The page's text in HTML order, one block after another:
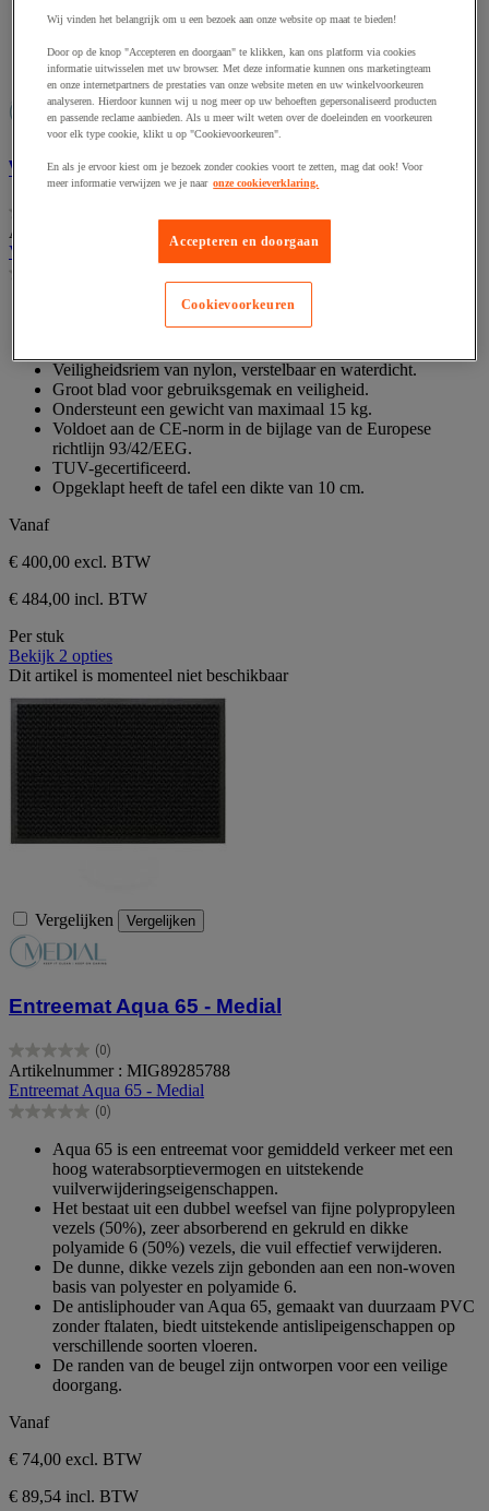
Vergelijken Vergelijken
Verschoontafel horizontaal HDPE wit
van
de
5
Artikelnummer : MIG4425537
Verschoontafel horizontaal HDPE wit
sterren.
Tafel met stalen scharnieren die zijn geïntegreerd in de
Veiligheidsriem van nylon, verstelbaar en waterdicht.
Groot blad voor gebruiksgemak en veiligheid.
Ondersteunt een gewicht van maximaal 15 kg.
Voldoet aan de CE-norm in de bijlage van de Europese
richtlijn 93/42/EEG.
TUV-gecertificeerd.
Opgeklapt heeft de tafel een dikte van 10 cm.
Vanaf
€ 400,00 excl. BTW
€ 484,00 incl. BTW
Per stuk
Bekijk 2 opties
Dit artikel is momenteel niet beschikbaar
Vergelijken Vergelijken
Entreemat Aqua 65 - Medial
(0)
0.0
van
de
5
Artikelnummer : MIG89285788
Entreemat Aqua 65 - Medial
(0)
0.0
sterren.
Aqua 65 is een entreemat voor gemiddeld verkeer met een
hoog waterabsorptievermogen en uitstekende
vuilverwijderingseigenschappen.
Het bestaat uit een dubbel weefsel van fijne polypropyleen
vezels (50%), zeer absorberend en gekruld en dikke
polyamide 6 (50%) vezels, die vuil effectief verwijderen.
De dunne, dikke vezels zijn gebonden aan een non-woven
basis van polyester en polyamide 6.
De antisliphouder van Aqua 65, gemaakt van duurzaam PVC
zonder ftalaten, biedt uitstekende antislipeigenschappen op
verschillende soorten vloeren.
De randen van de beugel zijn ontworpen voor een veilige
doorgang.
Vanaf
€ 74,00 excl. BTW
€ 89,54 incl. BTW
Wij vinden het belangrijk om u een bezoek aan onze website op maat te bieden!
Door op de knop "Accepteren en doorgaan" te klikken, kan ons platform via cookies
informatie uitwisselen met uw browser. Met deze informatie kunnen ons marketingteam
en onze internetpartners de prestaties van onze website meten en uw winkelvoorkeuren
analyseren. Hierdoor kunnen wij u nog meer op uw behoeften gepersonaliseerd producten
en passende reclame aanbieden. Als u meer wilt weten over de doeleinden en voorkeuren
voor elk type cookie, klikt u op "Cookievoorkeuren".
En als je ervoor kiest om je bezoek zonder cookies voort te zetten, mag dat ook! Voor
meer informatie verwijzen we je naar onze cookieverklaring.
Accepteren en doorgaan
Cookievoorkeuren